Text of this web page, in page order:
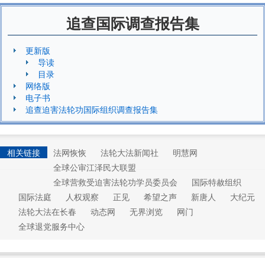
追查国际调查报告集
更新版
导读
目录
网络版
电子书
追查迫害法轮功国际组织调查报告集
相关链接 法网恢恢 法轮大法新闻社
明慧网
全球公审江泽民大联盟
全球营救受迫害法轮功学员委员会
国际特赦组织
国际法庭
人权观察 正见 希望之声 新唐人
大纪元
法轮大法在长春
动态网 无界浏览
网门
全球退党服务中心